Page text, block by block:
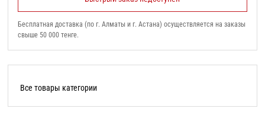
Бесплатная доставка (по г. Алматы и г. Астана) осуществляется на заказы
свыше 50 000 тенге.
Все товары категории